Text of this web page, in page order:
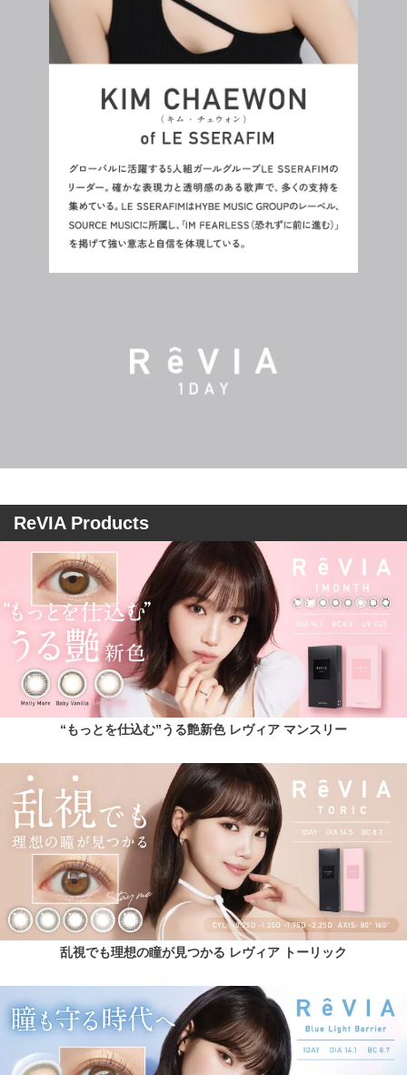
ReVIA Products
“もっとを仕込む”うる艶新色 レヴィア マンスリー
乱視でも理想の瞳が見つかる レヴィア トーリック